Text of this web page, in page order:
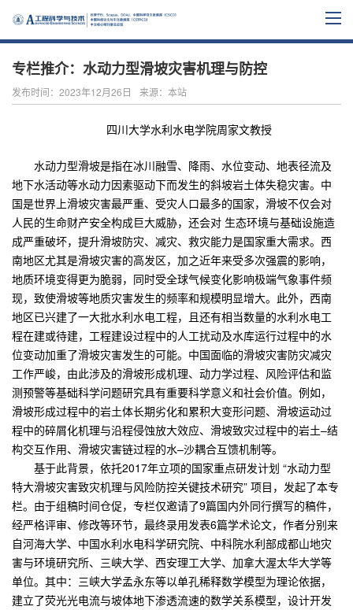
专栏推介：水动力型滑坡灾害机理与防控
发布时间：2023年12月26日 来源：本站
四川大学水利水电学院周家文教授
水动力型滑坡是指在冰川融雪、降雨、水位变动、地表径流及
地下水活动等水动力因素驱动下而发生的斜坡岩土体失稳灾害。中
国是世界上滑坡灾害最严重、受灾人口最多的国家，滑坡不仅会对
人民的生命财产安全构成巨大威胁，还会对 生态环境与基础设施造
成严重破坏，提升滑坡防灾、减灾、救灾能力是国家重大需求。西
南地区尤其是滑坡灾害的高发区，加之近年来受多次强震的影响，
地质环境变得更为脆弱，同时受全球气候变化影响极端气象事件频
现，致使滑坡等地质灾害发生的频率和规模明显增大。此外，西南
地区已兴建了一大批水利水电工程，且还有相当数量的水利水电工
程在建或待建，工程建设过程中的人工扰动及水库运行过程中的水
位变动加重了滑坡灾害发生的可能。中国面临的滑坡灾害防灾减灾
工作严峻，由此涉及的滑坡形成机理、动力学过程、风险评估和监
测预警等基础科学问题研究具有重要科学意义和社会价值。例如，
滑坡形成过程中的岩土体长期劣化和累积大变形问题、滑坡运动过
程中的碎屑化机理与沿程侵蚀放大效应、滑坡致灾过程中的岩土–结
构交互作用、滑坡灾害链过程的水–沙耦合互馈机制等。
基于此背景，依托2017年立项的国家重点研发计划 “水动力型
特大滑坡灾害致灾机理与风险防控关键技术研究” 项目，发起了本专
栏。由于组稿时间仓促，专栏仅邀请了9篇国内外同行撰写的稿件，
经严格评审、修改等环节，最终录用发表6篇学术论文，作者分别来
自河海大学、中国水利水电科学研究院、中科院水利部成都山地灾
害与环境研究所、三峡大学、西安理工大学、加拿大渥太华大学等
单位。其中：三峡大学孟永东等以单孔稀释数学模型为理论依据，
建立了荧光光电流与坡体地下渗透流速的数学关系模型，设计开发